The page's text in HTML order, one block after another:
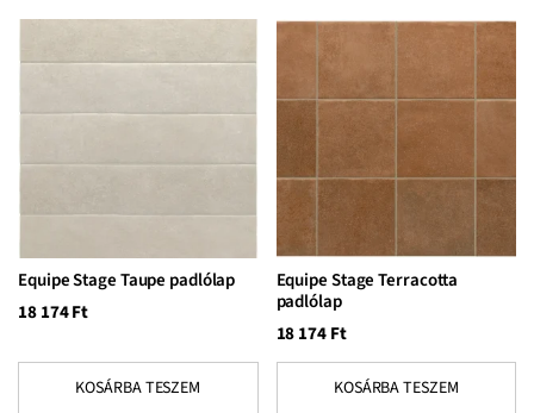
Equipe Stage Taupe padlólap
18 174Ft
KOSÁRBA TESZEM
Equipe Stage Terracotta
padlólap
18 174Ft
KOSÁRBA TESZEM